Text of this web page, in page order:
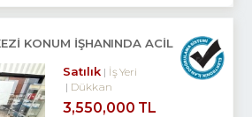
KONUM İŞHANINDA ACİL
Satılık
İş Yeri
Dükkan
3,550,000 TL